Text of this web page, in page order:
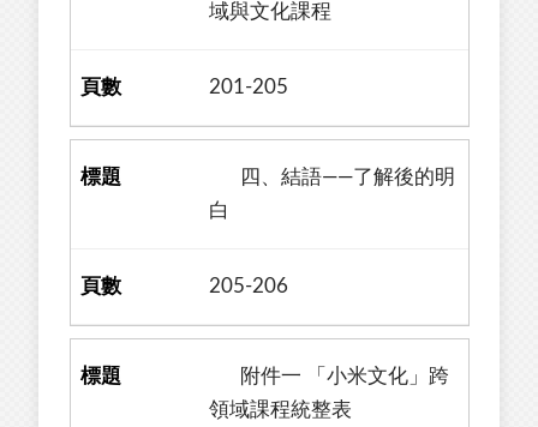
域與文化課程
201-205
四、結語——了解後的明
白
205-206
附件一 「小米文化」跨
領域課程統整表